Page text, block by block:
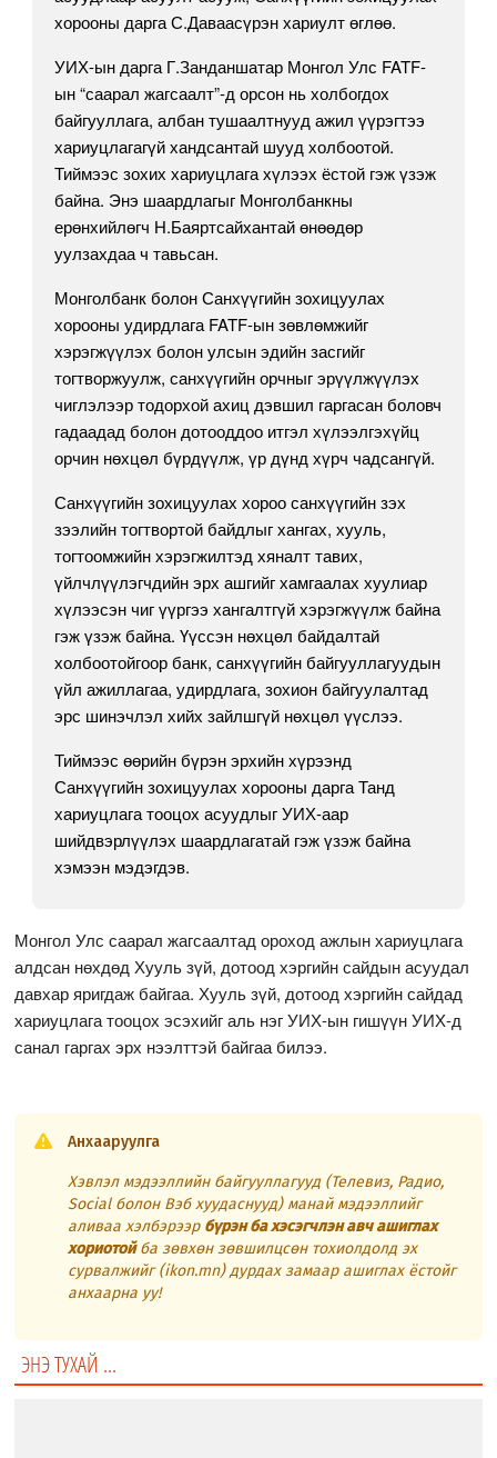
хорооны дарга С.Даваасүрэн хариулт өглөө.
УИХ-ын дарга Г.Занданшатар Монгол Улс FATF-
ын “саарал жагсаалт”-д орсон нь холбогдох
байгууллага, албан тушаалтнууд ажил үүрэгтээ
хариуцлагагүй хандсантай шууд холбоотой.
Тиймээс зохих хариуцлага хүлээх ёстой гэж үзэж
байна. Энэ шаардлагыг Монголбанкны
ерөнхийлөгч Н.Баяртсайхантай өнөөдөр
уулзахдаа ч тавьсан.
Монголбанк болон Санхүүгийн зохицуулах
хорооны удирдлага FATF-ын зөвлөмжийг
хэрэгжүүлэх болон улсын эдийн засгийг
тогтворжуулж, санхүүгийн орчныг эрүүлжүүлэх
чиглэлээр тодорхой ахиц дэвшил гаргасан боловч
гадаадад болон дотооддоо итгэл хүлээлгэхүйц
орчин нөхцөл бүрдүүлж, үр дүнд хүрч чадсангүй.
Санхүүгийн зохицуулах хороо санхүүгийн зэх
зээлийн тогтвортой байдлыг хангах, хууль,
тогтоомжийн хэрэгжилтэд хяналт тавих,
үйлчлүүлэгчдийн эрх ашгийг хамгаалах хуулиар
хүлээсэн чиг үүргээ хангалтгүй хэрэгжүүлж байна
гэж үзэж байна. Үүссэн нөхцөл байдалтай
холбоотойгоор банк, санхүүгийн байгууллагуудын
үйл ажиллагаа, удирдлага, зохион байгуулалтад
эрс шинэчлэл хийх зайлшгүй нөхцөл үүслээ.
Тиймээс өөрийн бүрэн эрхийн хүрээнд
Санхүүгийн зохицуулах хорооны дарга Танд
хариуцлага тооцох асуудлыг УИХ-аар
шийдвэрлүүлэх шаардлагатай гэж үзэж байна
хэмээн мэдэгдэв.
Монгол Улс саарал жагсаалтад ороход ажлын хариуцлага
алдсан нөхдөд Хууль зүй, дотоод хэргийн сайдын асуудал
давхар яригдаж байгаа. Хууль зүй, дотоод хэргийн сайдад
хариуцлага тооцох эсэхийг аль нэг УИХ-ын гишүүн УИХ-д
санал гаргах эрх нээлттэй байгаа билээ.
Анхааруулга
Хэвлэл мэдээллийн байгууллагууд (Телевиз, Радио,
Social болон Вэб хуудаснууд) манай мэдээллийг
аливаа хэлбэрээр бүрэн ба хэсэгчлэн авч ашиглах
хориотойба зөвхөн зөвшилцсөн тохиолдолд эх
сурвалжийг (ikon.mn) дурдах замаар ашиглах ёстойг
анхаарна уу!
ЭНЭ ТУХАЙ ...